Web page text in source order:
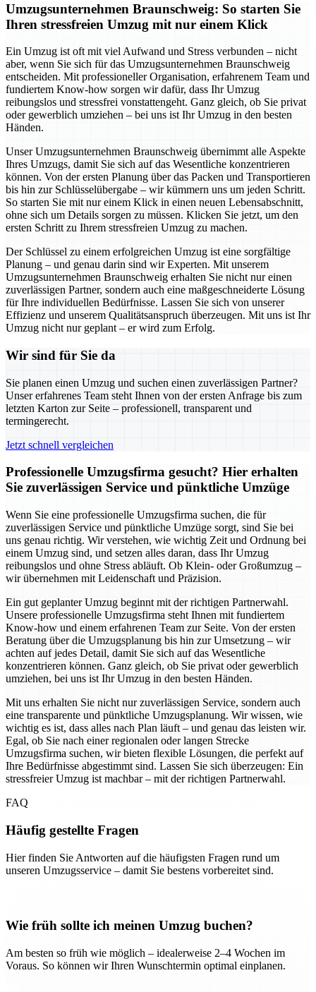
Umzugsunternehmen Braunschweig: So starten Sie
Ihren stressfreien Umzug mit nur einem Klick
Ein Umzug ist oft mit viel Aufwand und Stress verbunden – nicht
aber, wenn Sie sich für das Umzugsunternehmen Braunschweig
entscheiden. Mit professioneller Organisation, erfahrenem Team und
fundiertem Know-how sorgen wir dafür, dass Ihr Umzug
reibungslos und stressfrei vonstattengeht. Ganz gleich, ob Sie privat
oder gewerblich umziehen – bei uns ist Ihr Umzug in den besten
Händen.
Unser Umzugsunternehmen Braunschweig übernimmt alle Aspekte
Ihres Umzugs, damit Sie sich auf das Wesentliche konzentrieren
können. Von der ersten Planung über das Packen und Transportieren
bis hin zur Schlüsselübergabe – wir kümmern uns um jeden Schritt.
So starten Sie mit nur einem Klick in einen neuen Lebensabschnitt,
ohne sich um Details sorgen zu müssen. Klicken Sie jetzt, um den
ersten Schritt zu Ihrem stressfreien Umzug zu machen.
Der Schlüssel zu einem erfolgreichen Umzug ist eine sorgfältige
Planung – und genau darin sind wir Experten. Mit unserem
Umzugsunternehmen Braunschweig erhalten Sie nicht nur einen
zuverlässigen Partner, sondern auch eine maßgeschneiderte Lösung
für Ihre individuellen Bedürfnisse. Lassen Sie sich von unserer
Effizienz und unserem Qualitätsanspruch überzeugen. Mit uns ist Ihr
Umzug nicht nur geplant – er wird zum Erfolg.
Wir sind für Sie da
Sie planen einen Umzug und suchen einen zuverlässigen Partner?
Unser erfahrenes Team steht Ihnen von der ersten Anfrage bis zum
letzten Karton zur Seite – professionell, transparent und
termingerecht.
Jetzt schnell vergleichen
Professionelle Umzugsfirma gesucht? Hier erhalten
Sie zuverlässigen Service und pünktliche Umzüge
Wenn Sie eine professionelle Umzugsfirma suchen, die für
zuverlässigen Service und pünktliche Umzüge sorgt, sind Sie bei
uns genau richtig. Wir verstehen, wie wichtig Zeit und Ordnung bei
einem Umzug sind, und setzen alles daran, dass Ihr Umzug
reibungslos und ohne Stress abläuft. Ob Klein- oder Großumzug –
wir übernehmen mit Leidenschaft und Präzision.
Ein gut geplanter Umzug beginnt mit der richtigen Partnerwahl.
Unsere professionelle Umzugsfirma steht Ihnen mit fundiertem
Know-how und einem erfahrenen Team zur Seite. Von der ersten
Beratung über die Umzugsplanung bis hin zur Umsetzung – wir
achten auf jedes Detail, damit Sie sich auf das Wesentliche
konzentrieren können. Ganz gleich, ob Sie privat oder gewerblich
umziehen, bei uns ist Ihr Umzug in den besten Händen.
Mit uns erhalten Sie nicht nur zuverlässigen Service, sondern auch
eine transparente und pünktliche Umzugsplanung. Wir wissen, wie
wichtig es ist, dass alles nach Plan läuft – und genau das leisten wir.
Egal, ob Sie nach einer regionalen oder langen Strecke
Umzugsfirma suchen, wir bieten flexible Lösungen, die perfekt auf
Ihre Bedürfnisse abgestimmt sind. Lassen Sie sich überzeugen: Ein
stressfreier Umzug ist machbar – mit der richtigen Partnerwahl.
FAQ
Häufig gestellte Fragen
Hier finden Sie Antworten auf die häufigsten Fragen rund um
unseren Umzugsservice – damit Sie bestens vorbereitet sind.
Wie früh sollte ich meinen Umzug buchen?
Am besten so früh wie möglich – idealerweise 2–4 Wochen im
Voraus. So können wir Ihren Wunschtermin optimal einplanen.